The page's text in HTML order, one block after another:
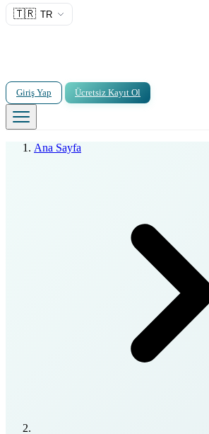
🇹🇷 TR
Giriş Yap Ücretsiz Kayıt Ol
Ana Sayfa